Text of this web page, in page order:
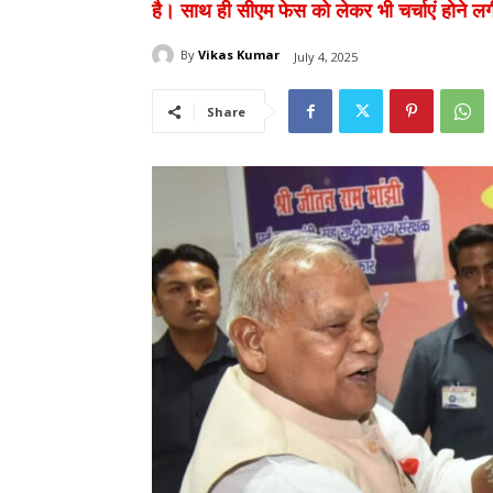
है। साथ ही सीएम फेस को लेकर भी चर्चाएं होने
By Vikas Kumar July 4, 2025
Share